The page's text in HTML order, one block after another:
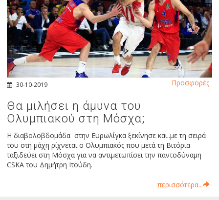
30-10-2019
Θα μιλήσει η άμυνα του
Ολυμπιακού στη Μόσχα;
Η διαβολοβδομάδα στην Ευρωλίγκα ξεκίνησε και..με τη σειρά
του στη μάχη ρίχνεται ο Ολυμπιακός που μετά τη Βιτόρια
ταξιδεύει στη Μόσχα για να αντιμετωπίσει την παντοδύναμη
CSKA του Δημήτρη Ιτούδη.
περισσότερα...
Προσφορές